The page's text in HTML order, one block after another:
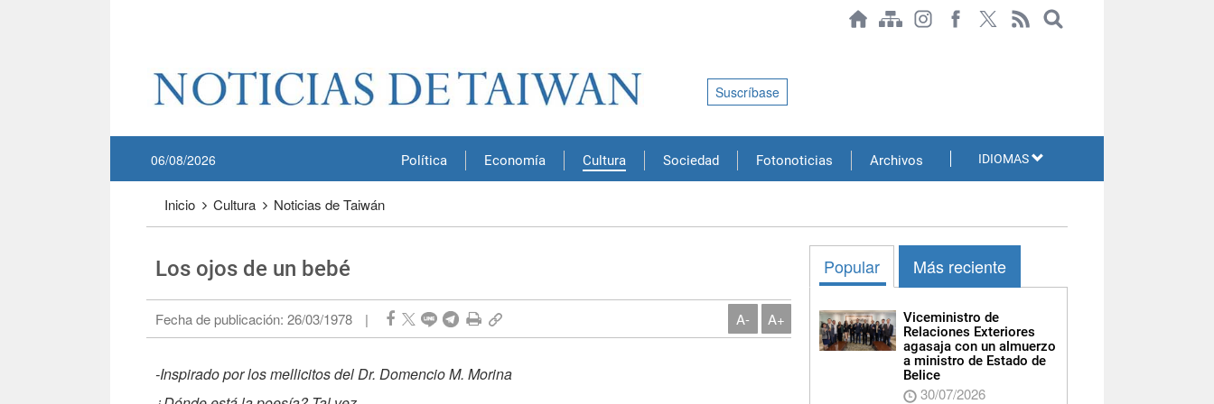
Política Economía Cultura Sociedad Fotonoticias Archivos
06/08/2026
Suscríbase
IDIOMAS
Inicio Cultura Noticias de Taiwán
Los ojos de un bebé
Fecha de publicación: 26/03/1978 | A- A+
-Inspirado por los mellicitos del Dr. Domencio M. Morina
Popular Más reciente
Viceministro de
Relaciones Exteriores
agasaja con un almuerzo
a ministro de Estado de
Belice
30/07/2026